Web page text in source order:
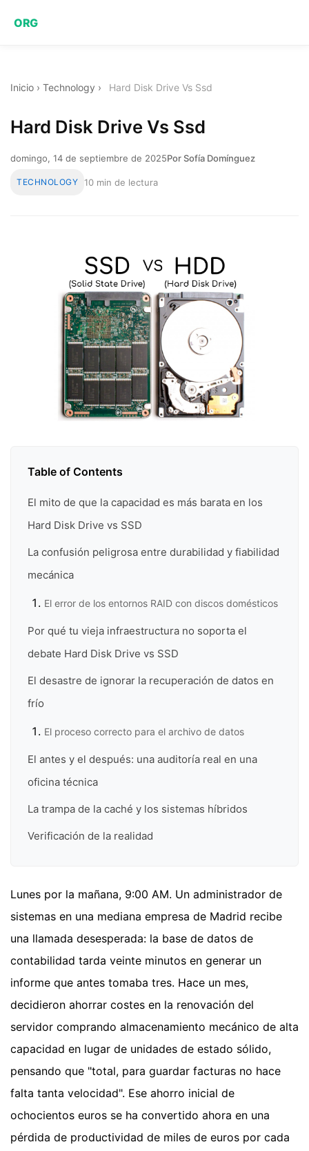
ORG
Inicio › Technology › Hard Disk Drive Vs Ssd
Hard Disk Drive Vs Ssd
domingo, 14 de septiembre de 2025Por Sofía Domínguez
TECHNOLOGY 10 min de lectura
Table of Contents
El mito de que la capacidad es más barata en los
Hard Disk Drive vs SSD
La confusión peligrosa entre durabilidad y fiabilidad
mecánica
El error de los entornos RAID con discos domésticos
Por qué tu vieja infraestructura no soporta el
debate Hard Disk Drive vs SSD
El desastre de ignorar la recuperación de datos en
frío
El proceso correcto para el archivo de datos
El antes y el después: una auditoría real en una
oficina técnica
La trampa de la caché y los sistemas híbridos
Verificación de la realidad
Lunes por la mañana, 9:00 AM. Un administrador de
sistemas en una mediana empresa de Madrid recibe
una llamada desesperada: la base de datos de
contabilidad tarda veinte minutos en generar un
informe que antes tomaba tres. Hace un mes,
decidieron ahorrar costes en la renovación del
servidor comprando almacenamiento mecánico de alta
capacidad en lugar de unidades de estado sólido,
pensando que "total, para guardar facturas no hace
falta tanta velocidad". Ese ahorro inicial de
ochocientos euros se ha convertido ahora en una
pérdida de productividad de miles de euros por cada